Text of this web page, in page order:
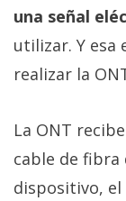
una señal
utilizar. Y esa
realizar la
La ONT
cable de fibra
dispositivo, el